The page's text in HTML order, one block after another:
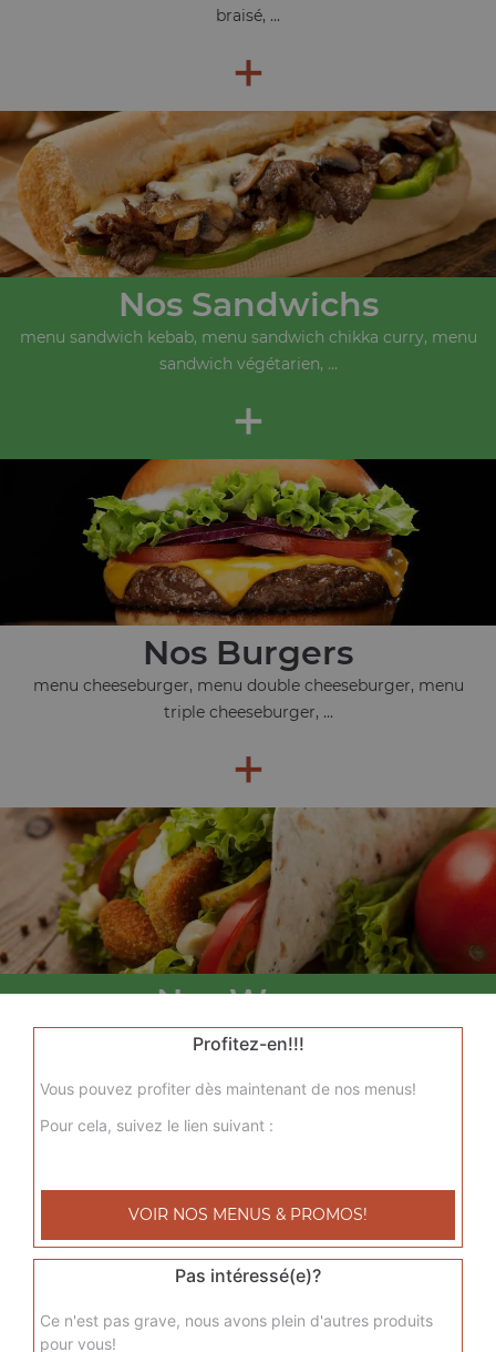
braisé, ...
+
Nos Sandwichs
menu sandwich kebab, menu sandwich chikka curry, menu
sandwich végétarien, ...
+
Nos Burgers
menu cheeseburger, menu double cheeseburger, menu
triple cheeseburger, ...
+
Nos Wraps
menu wrap tenders, menu wrap tenders steak
+
Nos Tacos
Profitez-en!!!
Vous pouvez profiter dès maintenant de nos menus!
Pour cela, suivez le lien suivant :
VOIR NOS MENUS & PROMOS!
Pas intéressé(e)?
Ce n'est pas grave, nous avons plein d'autres produits
pour vous!